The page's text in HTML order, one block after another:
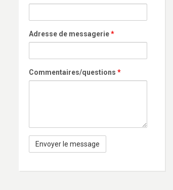
Adresse de messagerie*
Commentaires/questions *